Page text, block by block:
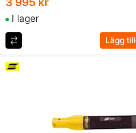
I lager
Lägg till